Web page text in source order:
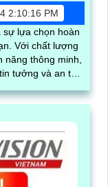
2:10:16 PM
sự lựa chọn hoàn
thông minh,
tưởng và an tâm